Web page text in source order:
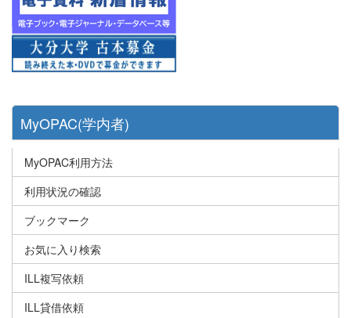
MyOPAC(学内者)
MyOPAC利用方法
利用状況の確認
ブックマーク
お気に入り検索
ILL複写依頼
ILL貸借依頼